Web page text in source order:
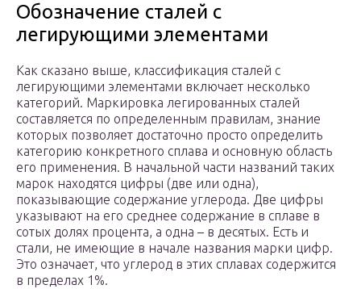
Обозначение сталей с
легирующими элементами
Как сказано выше, классификация сталей с
легирующими элементами включает несколько
категорий. Маркировка легированных сталей
составляется по определенным правилам, знание
которых позволяет достаточно просто определить
категорию конкретного сплава и основную область
его применения. В начальной части названий таких
марок находятся цифры (две или одна),
показывающие содержание углерода. Две цифры
указывают на его среднее содержание в сплаве в
сотых долях процента, а одна – в десятых. Есть и
стали, не имеющие в начале названия марки цифр.
Это означает, что углерод в этих сплавах содержится
в пределах 1%.